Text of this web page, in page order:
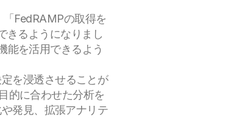
FedRAMPの取得を
きるようになりまし
能を活用できるよう
を浸透させることが
的に合わせた分析を
発見、拡張アナリテ